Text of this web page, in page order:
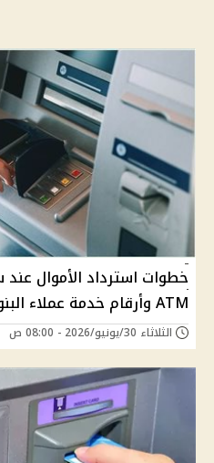
خطوات استرداد الأموال
ATM وأرقام خدمة عملاء البنوك
الثلاثاء 30/يونيو/2026 - 08:00 ص